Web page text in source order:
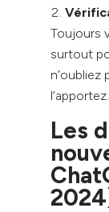
Toujours
surtout
n’oubliez
l’apportez.
Les